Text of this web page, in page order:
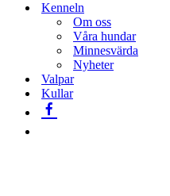
Kenneln
Om oss
Våra hundar
Minnesvärda
Nyheter
Valpar
Kullar